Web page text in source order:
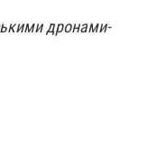
дронами-